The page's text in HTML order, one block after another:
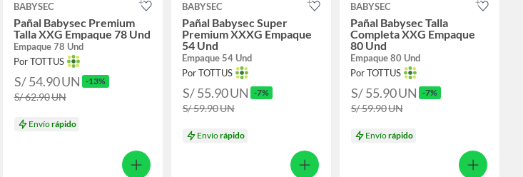
BABYSEC
Pañal Babysec Premium
Talla XXG Empaque 78 Und
Empaque 78 Und
Por TOTTUS
S/ 54.90UN -13%
S/ 62.90UN
Envíorápido
BABYSEC
Pañal Babysec Super
Premium XXXG Empaque
54 Und
Empaque 54 Und
Por TOTTUS
S/ 55.90UN -7%
S/ 59.90UN
Envíorápido
BABYSEC
Pañal Babysec Talla
Completa XXG Empaque
80 Und
Empaque 80 Und
Por TOTTUS
S/ 55.90UN -7%
S/ 59.90UN
Envíorápido